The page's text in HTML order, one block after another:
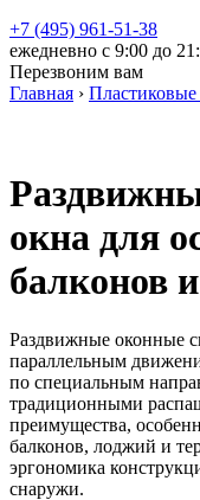
+7 (495) 961-51-38
ежедневно c 9:00 до
Перезвоним вам
Главная › Пластиковые
окна для
балконов
Раздвижные оконные
параллельным
по специальным
традиционными
преимущества,
балконов, лоджий и
эргономика
снаружи.